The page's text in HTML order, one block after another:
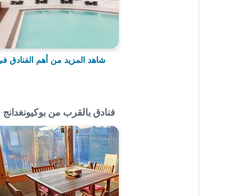
شاهد المزيد من أهم الفنادق
فنادق بالقرب من بوكيونغدانج